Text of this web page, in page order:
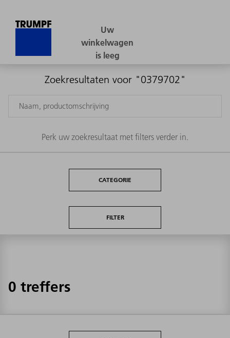
Zoekresultaten voor "0379702"
Perk uw zoekresultaat met filters verder in.
CATEGORIE
FILTER
0 treffers